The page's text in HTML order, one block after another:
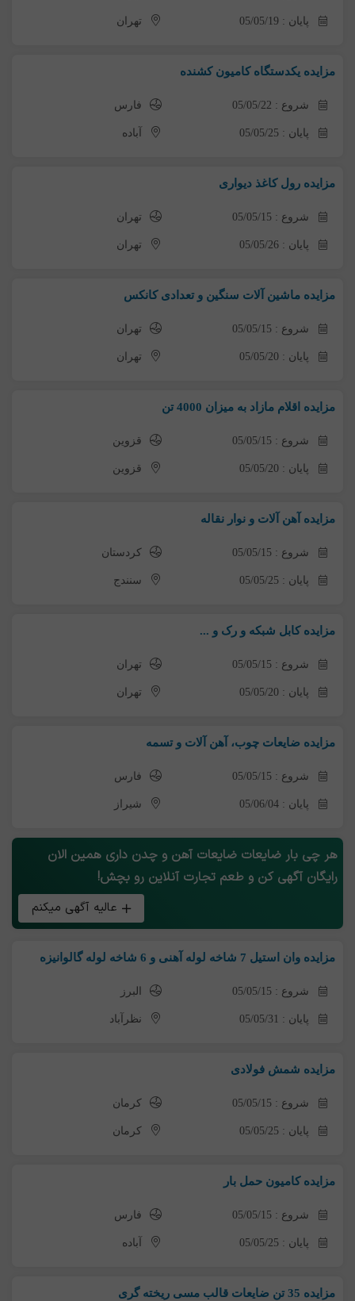
پایان : 05/05/19 تهران
مزایده یکدستگاه کامیون کشنده
شروع : 05/05/22 فارس
پایان : 05/05/25 آباده
مزایده رول کاغذ دیواری
شروع : 05/05/15 تهران
پایان : 05/05/26 تهران
مزایده ماشین آلات سنگین و تعدادی کانکس
شروع : 05/05/15 تهران
پایان : 05/05/20 تهران
مزایده اقلام مازاد به میزان 4000 تن
شروع : 05/05/15 قزوین
پایان : 05/05/20 قزوین
مزایده آهن آلات و نوار نقاله
شروع : 05/05/15 کردستان
پایان : 05/05/25 سنندج
مزایده کابل شبکه و رک و ...
شروع : 05/05/15 تهران
پایان : 05/05/20 تهران
مزایده ضایعات چوب، آهن آلات و تسمه
شروع : 05/05/15 فارس
پایان : 05/06/04 شیراز
هر چی بار ضایعات ضایعات آهن و چدن داری همین الان
رایگان آگهی کن و طعم تجارت آنلاین رو بچش!
عالیه آگهی میکنم
مزایده وان استیل 7 شاخه لوله آهنی و 6 شاخه لوله گالوانیزه
شروع : 05/05/15 البرز
پایان : 05/05/31 نظرآباد
مزایده شمش فولادی
شروع : 05/05/15 کرمان
پایان : 05/05/25 کرمان
مزایده کامیون حمل بار
شروع : 05/05/15 فارس
پایان : 05/05/25 آباده
مزایده 35 تن ضایعات قالب مسی ریخته گری